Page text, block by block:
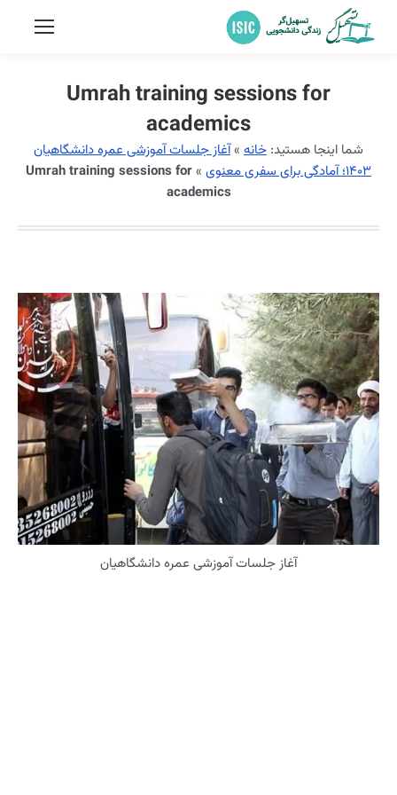
Umrah training sessions for
academics
شما اینجا هستید: خانه »آغاز جلسات آموزشی عمره دانشگاهیان
۱۴۰۳؛ آمادگی برای سفری معنوی
»
Umrah training sessions for
academics
آغاز جلسات آموزشی عمره دانشگاهیان